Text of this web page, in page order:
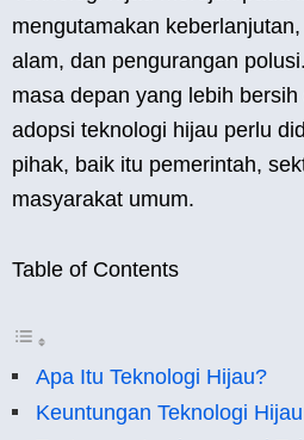
mengutamakan
alam, dan pengurangan
masa depan yang lebih
adopsi teknologi hijau perlu
pihak, baik itu pemerintah,
masyarakat umum.
Table of Contents
Apa Itu Teknologi Hijau?
Keuntungan Teknologi Hijau